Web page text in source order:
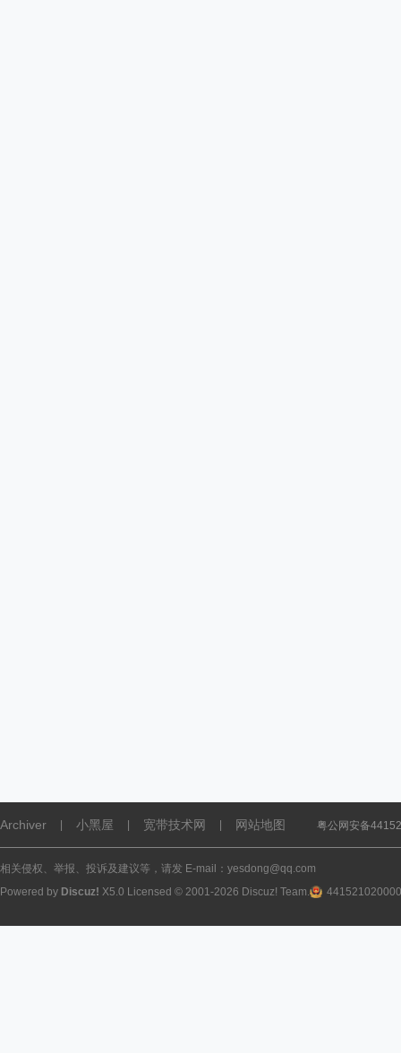
Archiver 小黑屋 宽带技术网 网站地图 粤公网安备
相关侵权、举报、投诉及建议等，请发 E-mail：yesdong@qq.com
Powered by Discuz! X5.0 Licensed © 2001-2026 Discuz! Team.